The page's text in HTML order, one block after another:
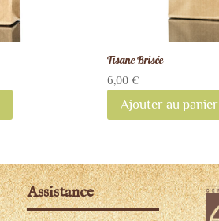
Tisane Brisée
6,00€
Ajouter au panier
Assistance